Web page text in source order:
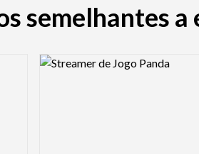
semelhantes
Logo Preview Image